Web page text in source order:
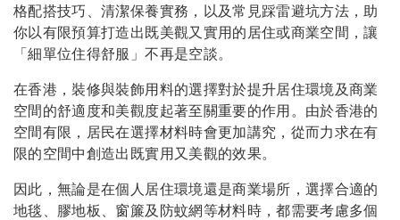
格配搭技巧、清潔保養實務，以及常見踩雷避坑方法，助
你以有限預算打造出既美觀又實用的居住或商業空間，讓
「細單位住得舒服」不再是空談。
在香港，裝修與裝飾用料的選擇對於提升居住環境及商業
空間的舒適度和美觀度起著至關重要的作用。由於香港的
空間有限，居民在選擇材料時會更加講究，從而力求在有
限的空間中創造出既實用又美觀的效果。
因此，無論是在個人居住環境還是商業場所，選擇合適的
地毯、膠地板、窗簾及防蚊網等材料時，都需要考慮多個